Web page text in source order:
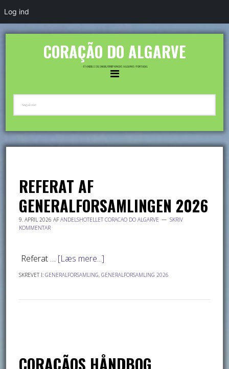
Log ind
CORAÇÃO DO ALGARVE
- ET ANDELSSELSKAB & FERIEPARADIS I ALGARVE / PORTUGAL
REFERAT AF
GENERALFORSAMLINGEN 2026
9. APRIL 2026 AFANDELSHOTELLET CORACAO DO ALGARVE
SKRIV
KOMMENTAR
Referat … [Læs mere...]
SKREVET I:GENERALFORSAMLING,GENERALFORSAMLING 2026
CORAÇÃOS HÅNDBOG